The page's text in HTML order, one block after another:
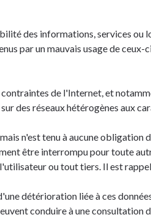
des informations, services ou
par un mauvais usage de
de l'Internet, et
des réseaux hétérogènes aux
n'est tenu à aucune
être interrompu pour toute
ou tout tiers. Il est
détérioration liée à ces
conduire à une consultation